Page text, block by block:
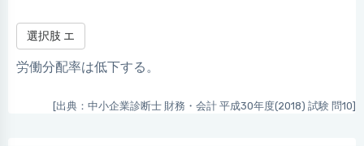
選択肢 エ
労働分配率は低下する。
[出典：中小企業診断士 財務・会計 平成30年度(2018) 試験 問10]